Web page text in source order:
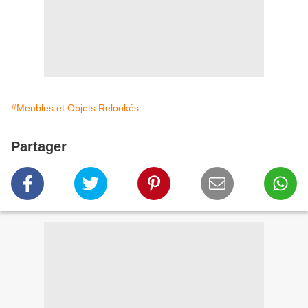
#Meubles et Objets Relookés
Partager